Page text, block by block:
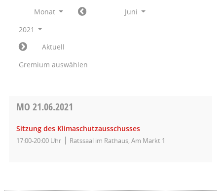
Monat
Juni
2021
Aktuell
Gremium auswählen
MO 21.06.2021
Sitzung des Klimaschutzausschusses
17:00-20:00 Uhr Ratssaal im Rathaus, Am Markt 1